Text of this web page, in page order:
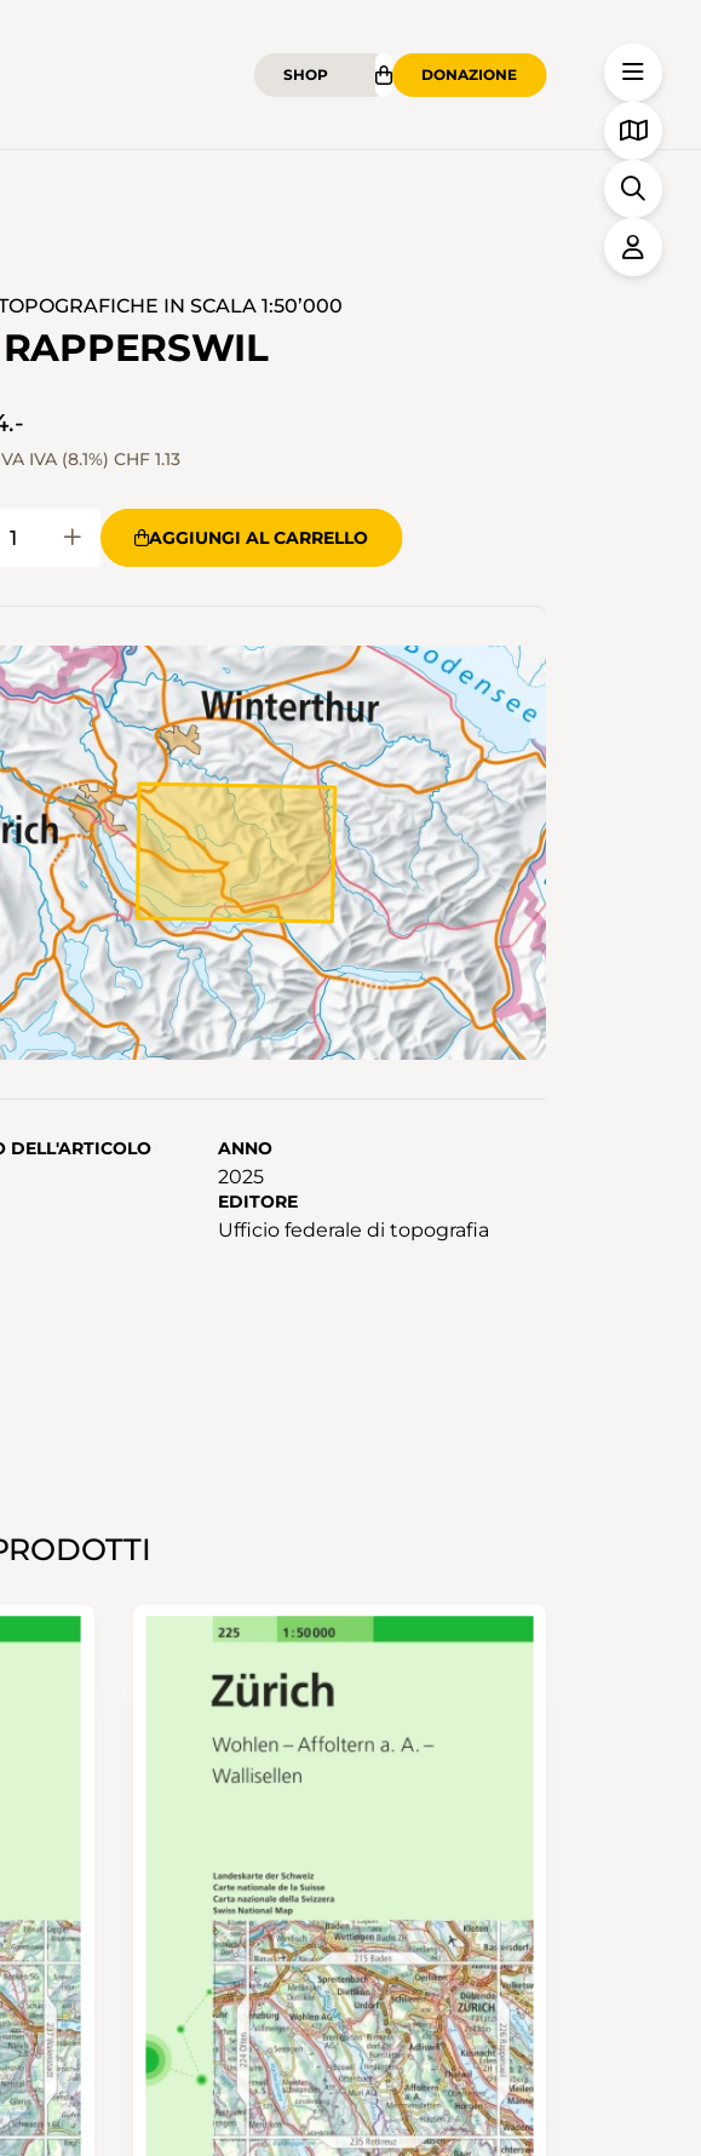
SHOP DONAZIONE
IN SCALA 1:50’000
IVA (8.1%) CHF 1.13
AGGIUNGI AL CARRELLO
DELL'ARTICOLO ANNO
2025
EDITORE
Ufficio federale di topografia